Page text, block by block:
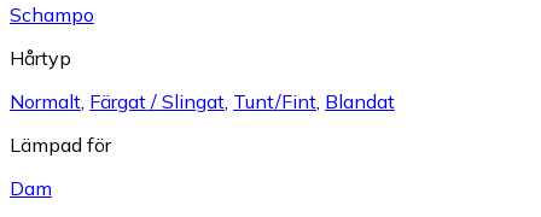
Schampo
Hårtyp
Normalt Färgat / Slingat Tunt/Fint Blandat
Lämpad för
Dam